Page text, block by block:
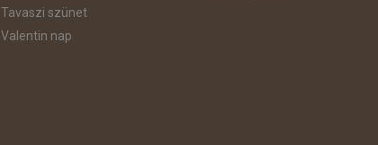
Tavaszi szünet
Valentin nap